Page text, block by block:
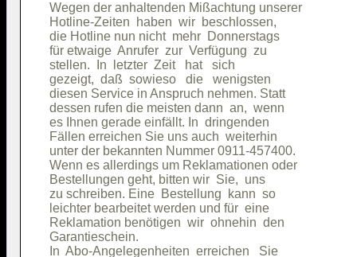
Wegen der anhaltenden Mißachtung unserer
Hotline-Zeiten  haben  wir  beschlossen,
die Hotline nun nicht  mehr  Donnerstags
für etwaige  Anrufer  zur  Verfügung  zu
stellen.  In  letzter  Zeit   hat   sich
gezeigt,  daß  sowieso   die   wenigsten
diesen Service in Anspruch nehmen. Statt
dessen rufen die meisten dann  an,  wenn
es Ihnen gerade einfällt. In  dringenden
Fällen erreichen Sie uns auch  weiterhin
unter der bekannten Nummer 0911-457400.
Wenn es allerdings um Reklamationen oder
Bestellungen geht, bitten wir  Sie,  uns
zu schreiben. Eine  Bestellung  kann  so
leichter bearbeitet werden und für  eine
Reklamation benötigen  wir  ohnehin  den
Garantieschein.
In  Abo-Angelegenheiten  erreichen   Sie